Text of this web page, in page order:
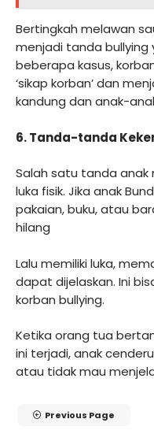
Bertingkah melawan
menjadi tanda bullying
beberapa kasus,
‘sikap korban’ dan
kandung dan anak-
6. Tanda-tanda
Salah satu tanda anak
luka fisik. Jika anak
pakaian, buku, atau
hilang
Lalu memiliki luka,
dapat dijelaskan. Ini
korban bullying.
Ketika orang tua
ini terjadi, anak
atau tidak mau
Previous Page